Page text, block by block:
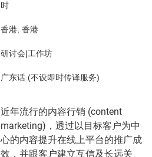
时
香港, 香港
研讨会|工作坊
广东话 (不设即时传译服务)
近年流行的内容行销 (content
marketing)，透过以目标客户为中
心的内容提升在线上平台的推广成
效，并跟客户建立互信及长远关